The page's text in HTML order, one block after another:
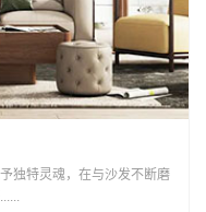
独特灵魂，在与沙发不断磨